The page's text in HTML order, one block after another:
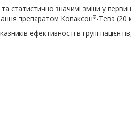
статистично значимі зміни у
препаратом Копаксон®-Тева (20
ефективності в групі